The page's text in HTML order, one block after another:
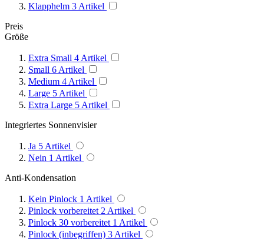
Klapphelm 3 Artikel
Preis
Größe
Extra Small 4 Artikel
Small 6 Artikel
Medium 4 Artikel
Large 5 Artikel
Extra Large 5 Artikel
Integriertes Sonnenvisier
Ja 5 Artikel
Nein 1 Artikel
Anti-Kondensation
Kein Pinlock 1 Artikel
Pinlock vorbereitet 2 Artikel
Pinlock 30 vorbereitet 1 Artikel
Pinlock (inbegriffen) 3 Artikel